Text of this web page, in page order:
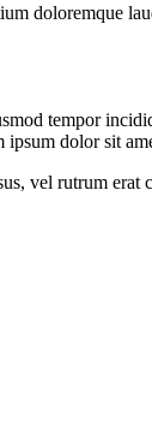
doloremque
tempor
dolor sit
vel rutrum